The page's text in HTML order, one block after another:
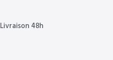
Livraison 48h